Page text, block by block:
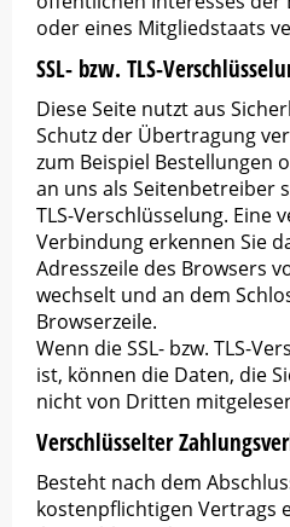
oder eines Mitgliedstaats
SSL- bzw. TLS-
Diese Seite nutzt aus
Schutz der Übertragung
zum Beispiel Bestellungen
an uns als Seitenbetreiber
TLS-Verschlüsselung. Eine
Verbindung erkennen Sie
Adresszeile des Browsers
wechselt und an dem
Browserzeile.
Wenn die SSL- bzw. TLS-
ist, können die Daten, die
nicht von Dritten
Verschlüsselter
Besteht nach dem
kostenpflichtigen Vertrags